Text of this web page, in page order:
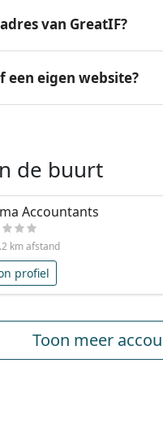
van GreatIF?
een eigen website?
de buurt
Accountants
km afstand
profiel
Toon meer